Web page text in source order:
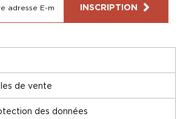
de vente
des données
INSCRIPTION